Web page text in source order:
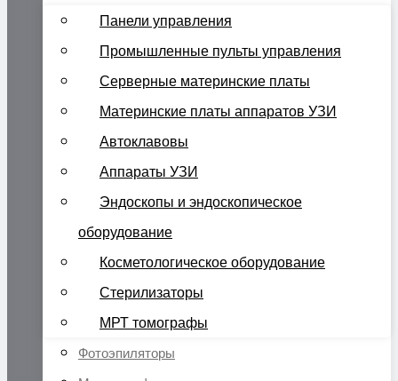
Панели управления
Промышленные пульты управления
Серверные материнские платы
Материнские платы аппаратов УЗИ
Автоклавовы
Аппараты УЗИ
Эндоскопы и эндоскопическое
оборудование
Косметологическое оборудование
Стерилизаторы
МРТ томографы
Фотоэпиляторы